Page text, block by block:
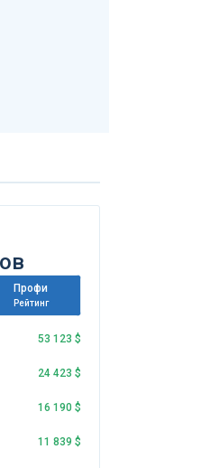
Профи
Рейтинг
53 123 $
24 423 $
16 190 $
11 839 $